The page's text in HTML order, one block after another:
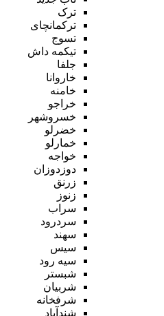
ترک
ترکمانچای
تسوج
تیکمه داش
جلفا
خاروانا
خامنه
خراجو
خسروشهر
خضرلو
خمارلو
خواجه
دوزدوزان
زرنق
زنوز
سراب
سردرود
سهند
سیس
سیه رود
شبستر
شربیان
شرفخانه
شندآباد